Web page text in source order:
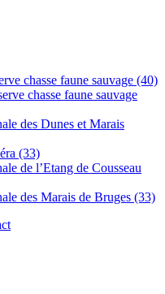
chasse faune sauvage (40)
chasse faune sauvage
des Dunes et Marais
(33)
de l’Etang de Cousseau
des Marais de Bruges (33)